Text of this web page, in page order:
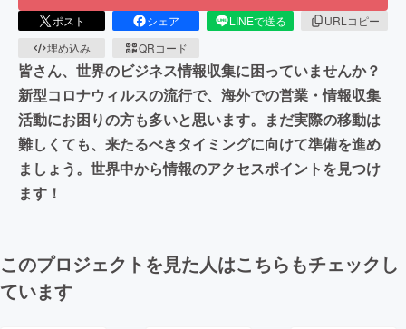
ポスト シェア LINEで送る
URLコピー
埋め込み
QRコード
皆さん、世界のビジネス情報収集に困っていませんか？
新型コロナウィルスの流行で、海外での営業・情報収集
活動にお困りの方も多いと思います。まだ実際の移動は
難しくても、来たるべきタイミングに向けて準備を進め
ましょう。世界中から情報のアクセスポイントを見つけ
ます！
このプロジェクトを見た人はこちらもチェックし
ています